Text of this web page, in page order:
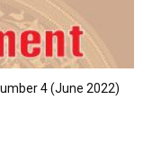
4 (June 2022)